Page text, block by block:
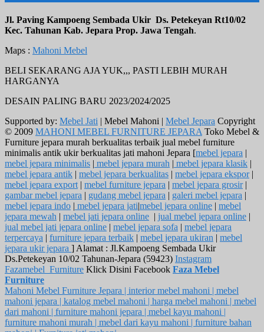
Jl. Paving Kampoeng Sembada Ukir Ds. Petekeyan Rt10/02
Kec. Tahunan Kab. Jepara Prop. Jawa Tengah.
Maps : Mahoni Mebel
BELI SEKARANG AJA YUK,,, PASTI LEBIH MURAH
HARGANYA
DESAIN PALING BARU 2023/2024/2025
Supported by: Mebel Jati | Mebel Mahoni | Mebel Jepara Copyright
© 2009 MAHONI MEBEL FURNITURE JEPARA Toko Mebel &
Furniture jepara murah berkualitas terbaik jual mebel furniture
minimalis antik ukir berkualitas jati mahoni Jepara [mebel jepara |
mebel jepara minimalis | mebel jepara murah | mebel jepara klasik |
mebel jepara antik | mebel jepara berkualitas | mebel jepara ekspor|
mebel jepara export | mebel furniture jepara | mebel jepara grosir|
gambar mebel jepara | gudang mebel jepara | galeri mebel jepara |
mebel jepara indo | mebel jepara jati|mebel jepara online | mebel
jepara mewah | mebel jati jepara online | jual mebel jepara online |
jual mebel jati jepara online | mebel jepara sofa | mebel jepara
terpercaya | furniture jepara terbaik | mebel jepara ukiran | mebel
jepara ukir jepara ] Alamat : Jl.Kampoeng Sembada Ukir
Ds.Petekeyan 10/02 Tahunan-Jepara (59423) Instagram
Fazamebel_Furniture Klick Disini Facebook Faza Mebel
Furniture
Mahoni Mebel Furniture Jepara | interior mebel mahoni | mebel
mahoni jepara | katalog mebel mahoni | harga mebel mahoni | mebel
dari mahoni | furniture mahoni jepara | mebel kayu mahoni |
furniture mahoni murah | mebel dari kayu mahoni | furniture bahan